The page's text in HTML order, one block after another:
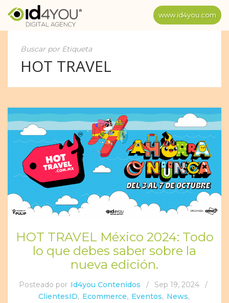
www.id4you.com
Buscar por Etiqueta
HOT TRAVEL
HOT TRAVEL México 2024: Todo
lo que debes saber sobre la
nueva edición.
Posteado por Id4you Contenidos / Sep 19, 2024
/
ClientesID, Ecommerce, Eventos, News,